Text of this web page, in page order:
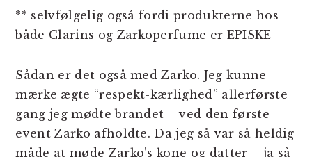
** selvfølgelig også fordi produkterne hos
både Clarins og Zarkoperfume er EPISKE
Sådan er det også med Zarko. Jeg kunne
mærke ægte “respekt-kærlighed” allerførste
gang jeg mødte brandet – ved den første
event Zarko afholdte. Da jeg så var så heldig
måde at møde Zarko’s kone og datter – ja så